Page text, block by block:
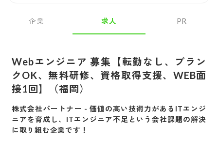
企業 求人 PR
Webエンジニア 募集【転勤なし、ブラン
クOK、無料研修、資格取得支援、WEB面
接1回】（福岡）
株式会社パートナー - 価値の高い技術力があるITエンジ
ニアを育成し、ITエンジニア不足という会社課題の解決
に取り組む企業です！